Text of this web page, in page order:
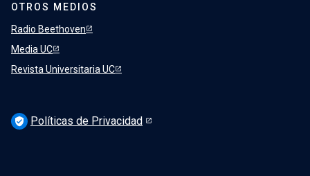
OTROS MEDIOS
Radio Beethoven
Media UC
Revista Universitaria UC
verified_user Políticas de Privacidad